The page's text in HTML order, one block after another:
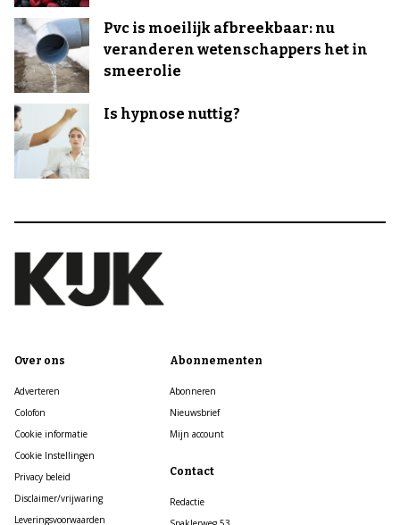
Pvc is moeilijk afbreekbaar: nu
veranderen wetenschappers het in
smeerolie
Is hypnose nuttig?
Over ons
Adverteren
Colofon
Cookie informatie
Cookie Instellingen
Privacy beleid
Disclaimer/vrijwaring
Leveringsvoorwaarden
Abonnementen
Abonneren
Nieuwsbrief
Mijn account
Contact
Redactie